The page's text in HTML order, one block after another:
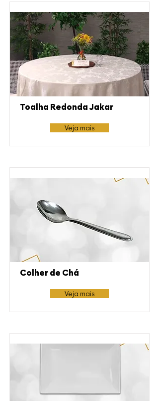
Toalha Redonda Jakar
Veja mais
Colher de Chá
Veja mais